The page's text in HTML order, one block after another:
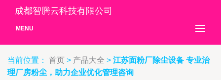
成都智腾云科技有限公司
MENU
当前位置： 首页 > 产品大全 > 江苏面粉厂除尘设备 专业治
理厂房粉尘，助力企业优化管理咨询